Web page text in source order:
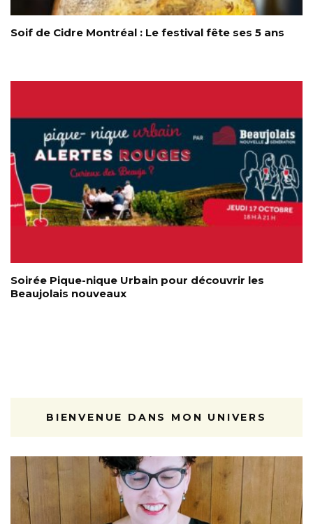
Soif de Cidre Montréal : Le festival fête ses 5 ans
Soirée Pique-nique Urbain pour découvrir les
Beaujolais nouveaux
BIENVENUE DANS MON UNIVERS